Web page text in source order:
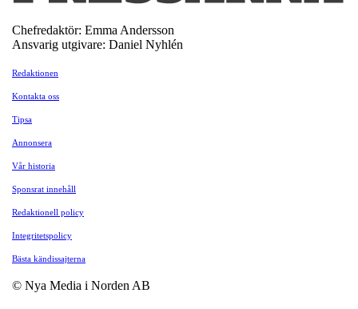
Chefredaktör: Emma Andersson
Ansvarig utgivare: Daniel Nyhlén
Redaktionen
Kontakta oss
Tipsa
Annonsera
Vår historia
Sponsrat innehåll
Redaktionell policy
Integritetspolicy
Bästa kändissajterna
© Nya Media i Norden AB